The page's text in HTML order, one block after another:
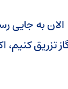
الان به
کنیم،